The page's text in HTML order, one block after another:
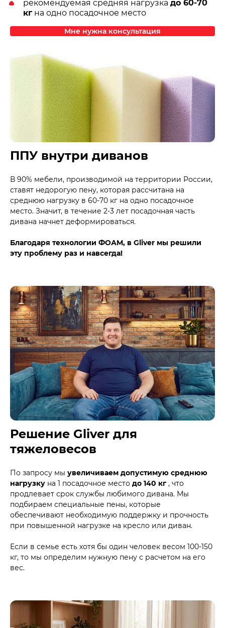
рекомендуемая средняя нагрузка до 60-70
кгна одно посадочное место
Мне нужна консультация
ППУ внутри диванов
В 90% мебели, производимой на территории России,
ставят недорогую пену, которая рассчитана на
среднюю нагрузку в 60-70 кг на одно посадочное
место. Значит, в течение 2-3 лет посадочная часть
дивана начнет деформироваться.
Благодаря технологии ФОАМ, в Gliver мы решили
эту проблему раз и навсегда!
Решение Gliver для
тяжеловесов
По запросу мы увеличиваем допустимую среднюю
нагрузку на 1 посадочное место до 140 кг , что
продлевает срок службы любимого дивана. Мы
подбираем специальные пены, которые
обеспечивают необходимую поддержку и прочность
при повышенной нагрузке на кресло или диван.
Если в семье есть хотя бы один человек весом 100-150
кг, то мы определим нужную пену с расчетом на его
вес.